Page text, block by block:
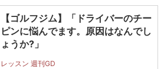
【ゴルフジム】「ドライバーのチー
ピンに悩んでます。原因はなんでし
ょうか?」
レッスン 週刊GD